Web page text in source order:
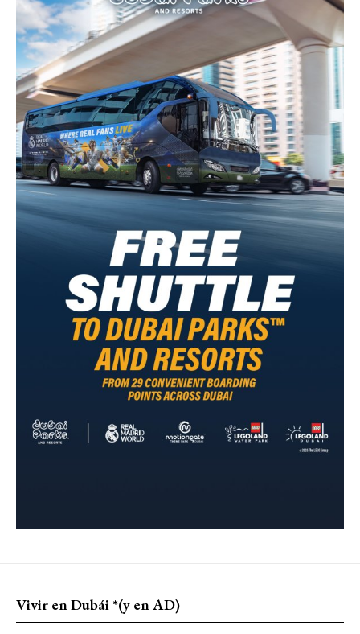
Vivir en Dubái *(y en AD)